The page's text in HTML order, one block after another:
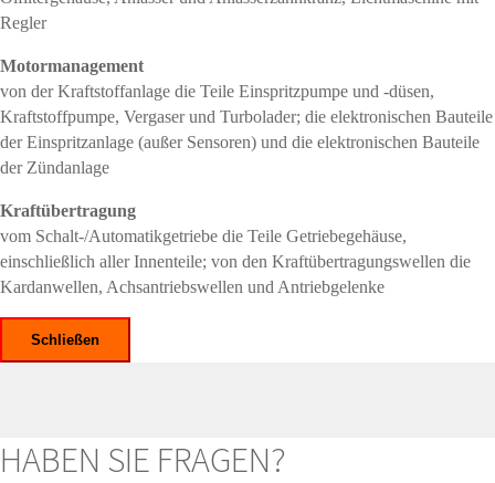
Regler
Motormanagement
von der Kraftstoffanlage die Teile Einspritzpumpe und -düsen,
Kraftstoffpumpe, Vergaser und Turbolader; die elektronischen Bauteile
der Einspritzanlage (außer Sensoren) und die elektronischen Bauteile
der Zündanlage
Kraftübertragung
vom Schalt-/Automatikgetriebe die Teile Getriebegehäuse,
einschließlich aller Innenteile; von den Kraftübertragungswellen die
Kardanwellen, Achsantriebswellen und Antriebgelenke
Schließen
HABEN SIE FRAGEN?